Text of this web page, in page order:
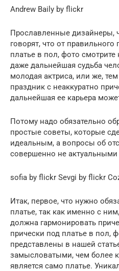
Andrew Baily by flickr
Прославленные дизайнеры,
говорят, что от
платье в пол, фото
даже дальнейшая судьба
молодая актриса, или же,
праздник с неаккуратно
дальнейшая ее карьера
Потому надо обязательно
простые советы, которые
идеальным, а вопросы об
совершенно не актуальными
sofia by flickr Sevgi by flickr
Итак, первое, что нужно
платье, так как именно с
должна гармонировать
прически под платье в пол,
представлены в нашей
замысловатыми, чем более
является само платье.